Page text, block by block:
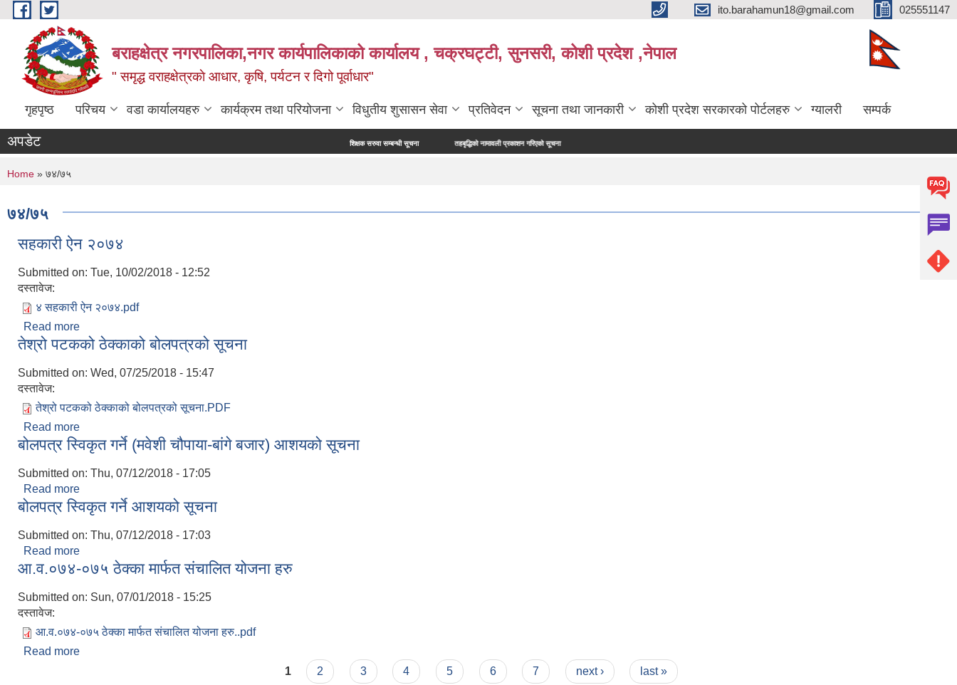
Skip to main content ito.barahamun18@gmail.com 025551147
बराहक्षेत्र नगरपालिका,नगर कार्यपालिकाको कार्यालय , चक्रघट्टी, सुनसरी, कोशी प्रदेश ,नेपाल
" समृद्ध वराहक्षेत्रकाे आधार, कृषि, पर्यटन र दिगो पूर्वाधार"
गृहपृष्ठ परिचय वडा कार्यालयहरु कार्यक्रम तथा परियोजना विधुतीय शुसासन सेवा प्रतिवेदन सूचना तथा जानकारी कोशी प्रदेश सरकारको पोर्टलहरु ग्यालरी सम्पर्क
अपडेट शिक्षक सरुवा सम्बन्धी सूचना तहबृद्धिको नामावली प्रकाशन गरिएको सूचना नापी अधिकृत परिक्षाको अन्तिम नतिजा प्रकाशन सम्बन्धमा।
You are here
Home » ७४/७५
७४/७५
सहकारी ऐन २०७४
Submitted on: Tue, 10/02/2018 - 12:52
दस्तावेज:
४ सहकारी ऐन २०७४.pdf
Read more
तेश्रो पटकको ठेक्काको बोलपत्रको सूचना
Submitted on: Wed, 07/25/2018 - 15:47
दस्तावेज:
तेश्रो पटकको ठेक्काको बोलपत्रको सूचना.PDF
Read more
बोलपत्र स्विकृत गर्ने (मवेशी चौपाया-बांगे बजार) आशयको सूचना
Submitted on: Thu, 07/12/2018 - 17:05
Read more
बोलपत्र स्विकृत गर्ने आशयको सूचना
Submitted on: Thu, 07/12/2018 - 17:03
Read more
आ.व.०७४-०७५ ठेक्का मार्फत संचालित योजना हरु
Submitted on: Sun, 07/01/2018 - 15:25
दस्तावेज:
आ.व.०७४-०७५ ठेक्का मार्फत संचालित योजना हरु..pdf
Read more
1 2 3 4 5 6 7 next › last »